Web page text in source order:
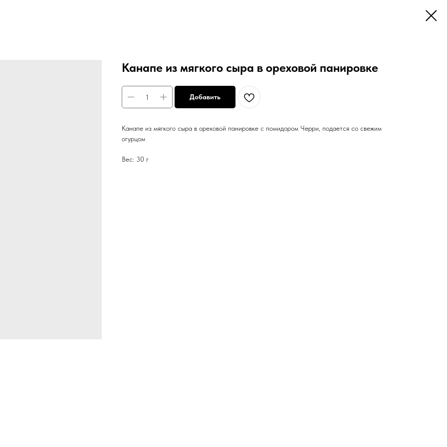
Канапе из мягкого сыра в ореховой панировке
Добавить
Канапе из мягкого сыра в ореховой панировке с помидором Черри, подается со свежим
огурцом
Вес: 30 г